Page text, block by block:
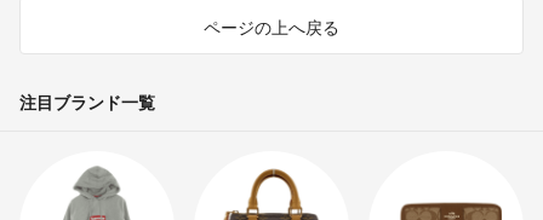
ページの上へ戻る
注目ブランド一覧